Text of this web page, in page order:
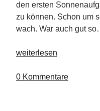
den ersten
zu können. Schon um
wach. War auch gut
„Secrets
Cana“
weiterlesen
0 Kommentare